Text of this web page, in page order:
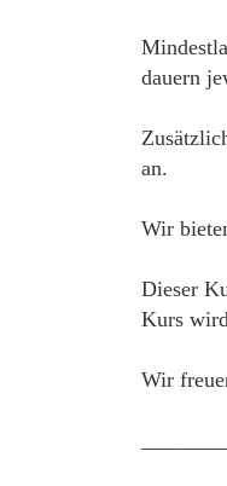
dauern
an.
Wir
Dieser
Kurs
Wir